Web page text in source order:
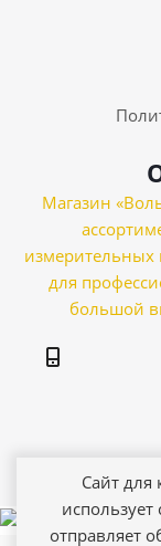
Магазин
измерительных
для
большой
Сайт для
отправляет